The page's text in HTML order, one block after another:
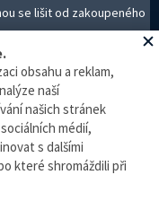
se lišit od zakoupeného
obsahu a reklam,
naší
našich stránek
médií,
s dalšími
které shromáždili při